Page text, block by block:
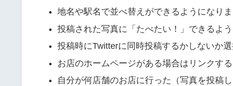
地名や駅名で並べ替えができるようになりま
投稿された写真に「たべたい！」できるよう
投稿時にTwitterに同時投稿するかしないか
お店のホームページがある場合はリンクする
自分が何店舗のお店に行った（写真を投稿